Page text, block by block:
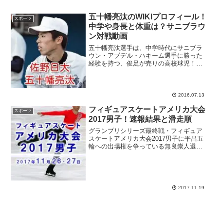
スポーツ
五十幡亮汰のWIKIプロフィール！
中学や身長と体重は？サニブラウ
ン対戦動画
五十幡亮汰選手は、中学時代にサニブラ
ウン・アブデル・ハキーム選手に勝った
経験を持つ、俊足が売りの高校球児！プ
2016.07.13
スポーツ
フィギュアスケートアメリカ大会
2017男子！速報結果と滑走順
グランプリシリーズ最終戦・フィギュア
スケートアメリカ大会2017男子に平昌五
輪への出場権を争っている無良崇人選手
2017.11.19